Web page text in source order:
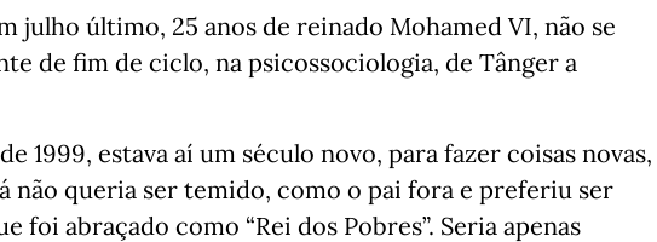
julho último, 25 anos de reinado Mohamed VI, não se
de fim de ciclo, na psicossociologia, de Tânger a
1999, estava aí um século novo, para fazer coisas novas,
não queria ser temido, como o pai fora e preferiu ser
foi abraçado como “Rei dos Pobres”. Seria apenas